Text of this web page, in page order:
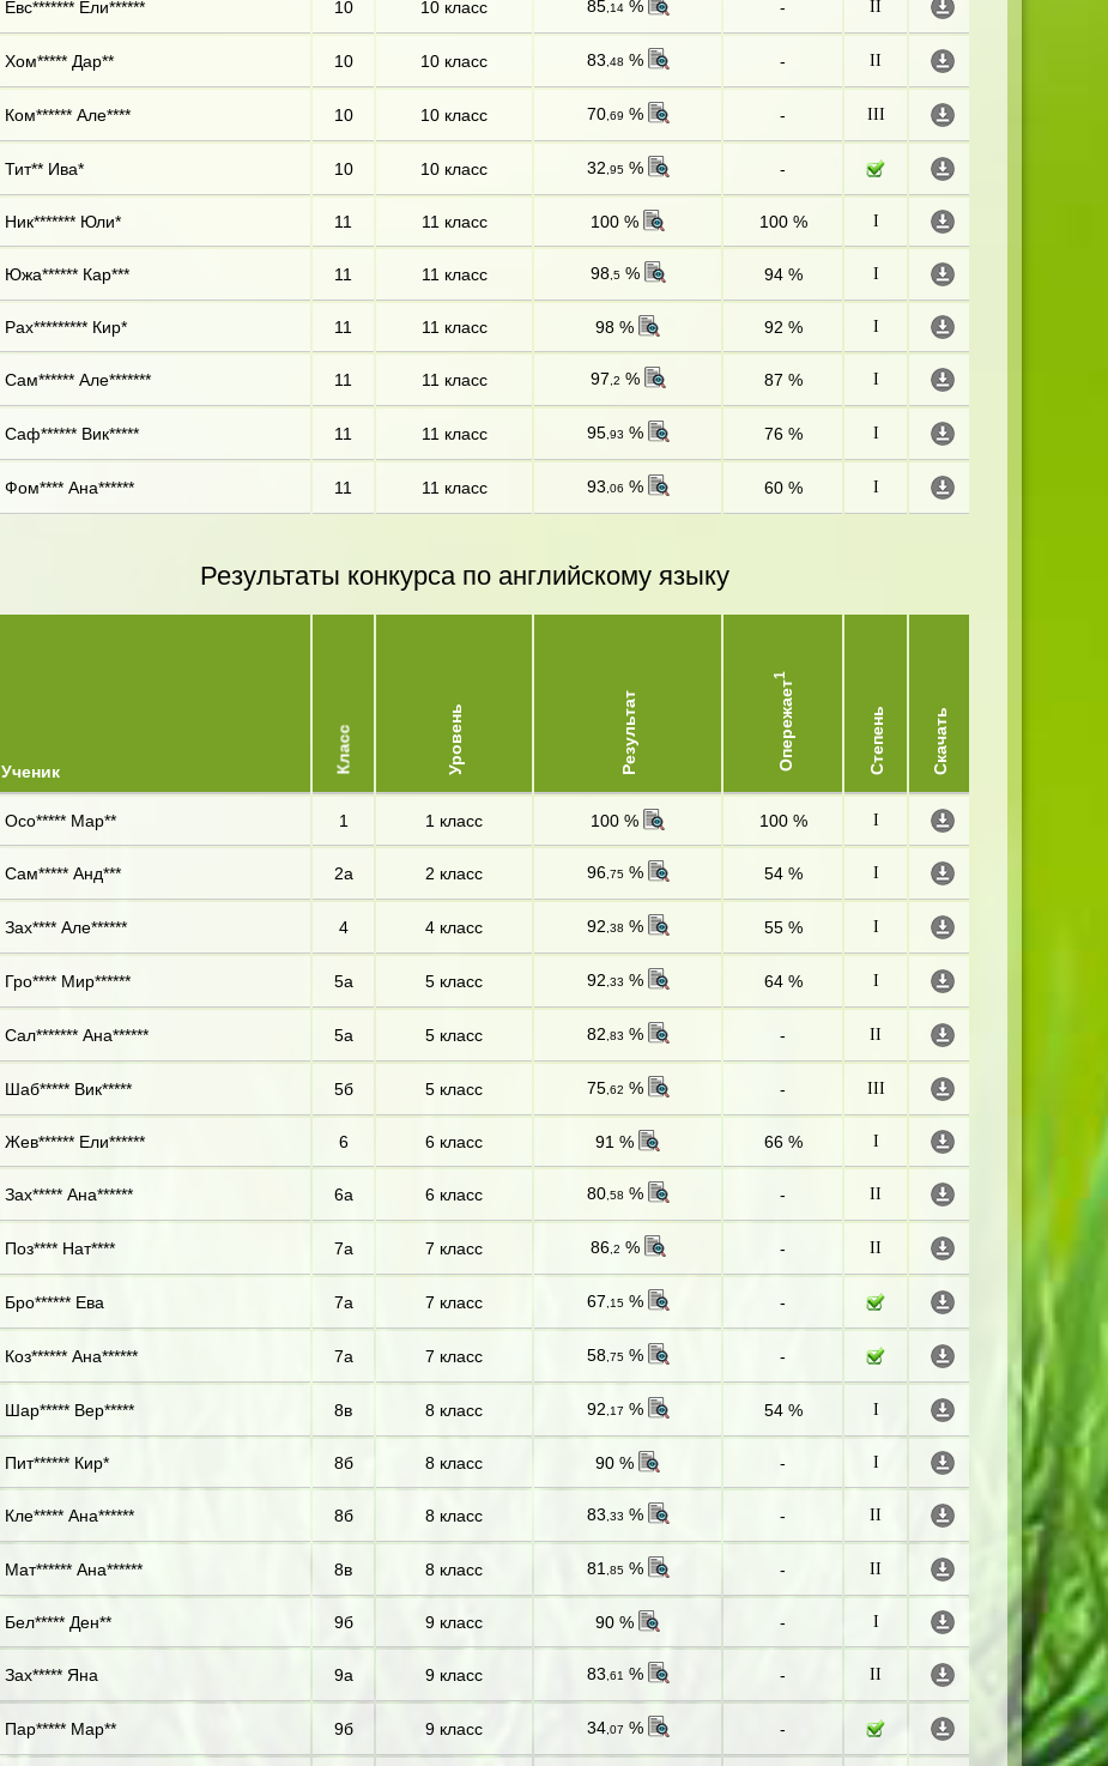
Евс******* Ели****** 10 10 класс 85,14% - II
Хом***** Дар** 10 10 класс 83 ,48 % - II
Ком****** Але**** 10 10 класс 70,69 % - III
Тит** Ива* 10 10 класс 32 ,95% -
Ник******* Юли* 11 11 класс 100 % 100 % I
Южа****** Кар*** 11 11 класс 98,5% 94 % I
Рах********* Кир* 11 11 класс 98 % 92 % I
Сам****** Але******* 11 11 класс 97 ,2 % 87 % I
Саф****** Вик***** 11 11 класс 95,93 % 76 % I
Фом**** Ана****** 11 11 класс 93 ,06 % 60 % I
Результаты конкурса по английскому языку
Ученик Класс Уровень Результат Опережает
1
Степень Скачать
Осо***** Мар** 1 1 класс 100 % 100 % I
Сам***** Анд*** 2а 2 класс 96,75% 54 % I
Зах**** Але****** 4 4 класс 92 ,38 % 55 % I
Гро**** Мир****** 5а 5 класс 92 ,33 % 64 % I
Сал******* Ана****** 5а 5 класс 82 ,83 % - II
Шаб***** Вик***** 5б 5 класс 75,62 % - III
Жев****** Ели****** 6 6 класс 91 % 66 % I
Зах***** Ана****** 6а 6 класс 80,58 % - II
Поз**** Нат**** 7а 7 класс 86,2 % - II
Бро****** Ева 7а 7 класс 67 ,15% -
Коз****** Ана****** 7а 7 класс 58,75% -
Шар***** Вер***** 8в 8 класс 92 ,17 % 54 % I
Пит****** Кир* 8б 8 класс 90 % - I
Кле***** Ана****** 8б 8 класс 83 ,33 % - II
Мат****** Ана****** 8в 8 класс 81 ,85% - II
Бел***** Ден** 9б 9 класс 90 % - I
Зах***** Яна 9а 9 класс 83 ,61 % - II
Пар***** Мар** 9б 9 класс 34,07 % -